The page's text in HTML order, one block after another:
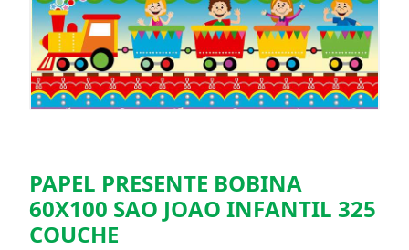
PAPEL PRESENTE BOBINA
60X100 SAO JOAO INFANTIL 325
COUCHE